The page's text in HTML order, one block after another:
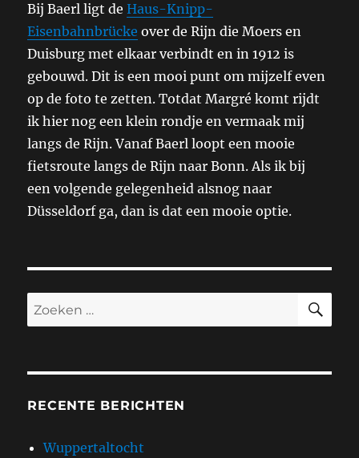
Bij Baerl ligt deHaus-Knipp-
Eisenbahnbrücke over de Rijn die Moers en
Duisburg met elkaar verbindt en in 1912 is
gebouwd. Dit is een mooi punt om mijzelf even
op de foto te zetten. Totdat Margré komt rijdt
ik hier nog een klein rondje en vermaak mij
langs de Rijn. Vanaf Baerl loopt een mooie
fietsroute langs de Rijn naar Bonn. Als ik bij
een volgende gelegenheid alsnog naar
Düsseldorf ga, dan is dat een mooie optie.
Zoeken
naar:
RECENTE BERICHTEN
Wuppertaltocht